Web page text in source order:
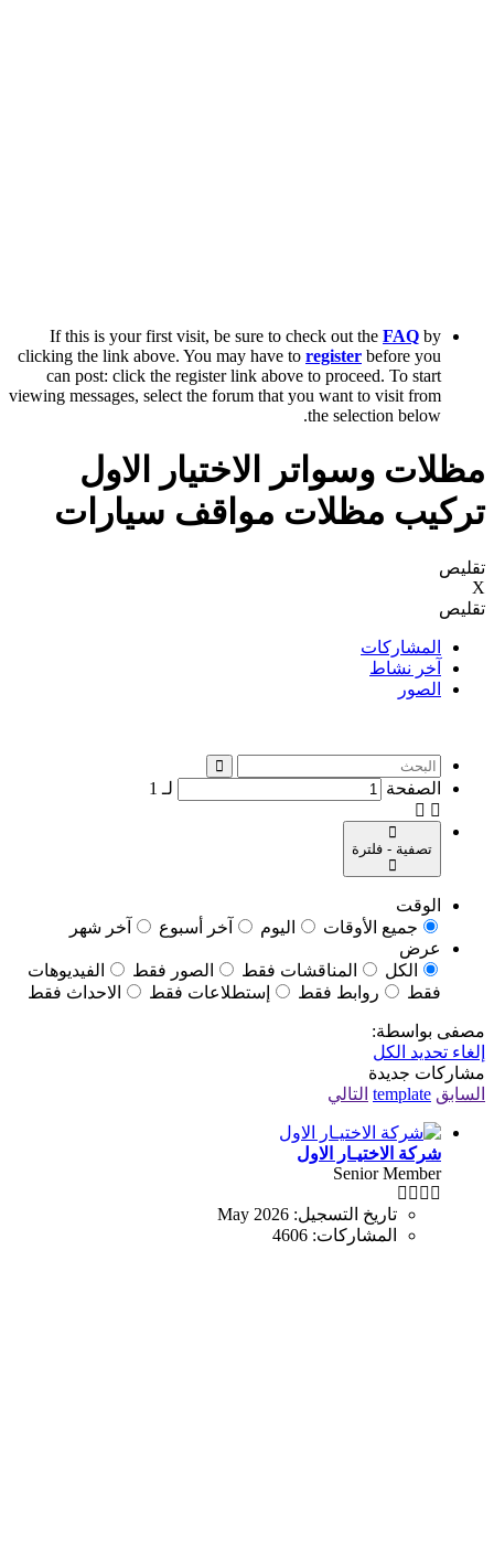
If this is your first visit, be sure to check out the FAQ by
clicking the link above. You may have to register before you
can post: click the register link above to proceed. To start
viewing messages, select the forum that you want to visit from
the selection below.
مظلات وسواتر الاختيار الاول
تركيب مظلات مواقف سيارات
تقليص
X
تقليص
المشاركات
آخر نشاط
الصور
الصفحة لـ 1
تصفية - فلترة
الوقت
جميع الأوقات
اليوم آخر أسبوع
آخر شهر
عرض
الكل
المناقشات فقط الصور فقط
الفيديوهات
فقط
روابط فقط إستطلاعات فقط الاحداث فقط
مصفى بواسطة:
إلغاء تحديد الكل
مشاركات جديدة
السابق template التالي
شركة الاختيـار الاول
Senior Member
تاريخ التسجيل: May 2026
المشاركات: 4606